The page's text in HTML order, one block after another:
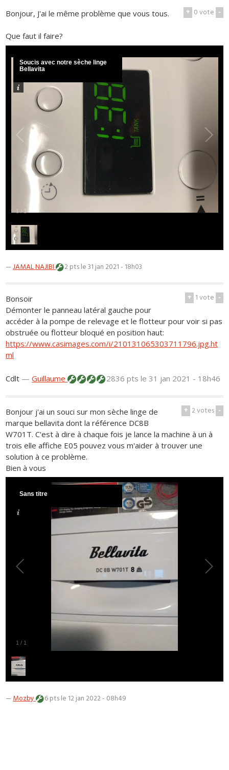
+ 0vote -
Bonjour, J'ai le même problème que vous tous.
Que faut il faire?
1 / 1
Soucis avec notre sèche linge
Bellavita
—JAMAL NAJIBI 2 ptsle 31 jan 2021 - 18h03
+ 1vote -
Bonsoir
Démonter le panneau latéral gauche pour
accéder à la pompe de relevage et le flotteur pour voir si pas
obstruée ou flotteur bloqué en position haut:
https://www.casimages.com/i/210131065303711796.jpg.ht
ml
Cdlt —Guillaume 2836 ptsle 31 jan 2021 - 18h46
+ 2votes -
Bonjour j'ai un souci sur mon sèche linge de
marque bellavita dont la référence DC8B
W701T. C'est à dire à chaque fois je lance la machine à un à
trois elle affiche E05 pouvez vous m'aider à trouver une
solution à ce problème.
Bien à vous
1 / 1
Sans titre
—Mozby 6 ptsle 12 jan 2022 - 08h49